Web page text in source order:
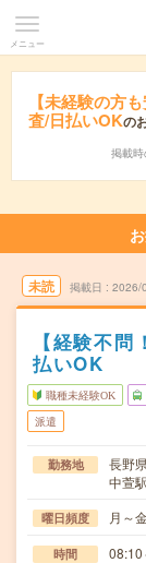
メニュー
【未経験の方
査/日払いOKの
掲載時
未読 掲載日 2026/
【経験不
払いOK
職種未経験OK
派遣
勤務地
長野
中萱
曜日頻度 月～
時間 08:10